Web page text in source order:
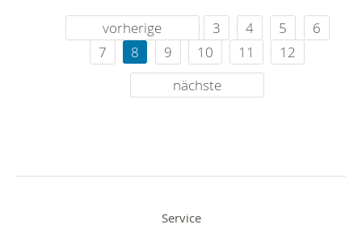
vorherige 3 4 5
6
7
8 9 10 11
12
nächste
Service